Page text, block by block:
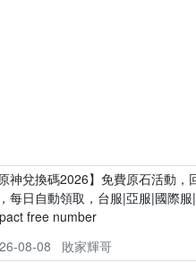
原神兌換碼2026】免費原石活動
每日自動領取，台服|亞服|國際
free number
08-08
敗家輝哥